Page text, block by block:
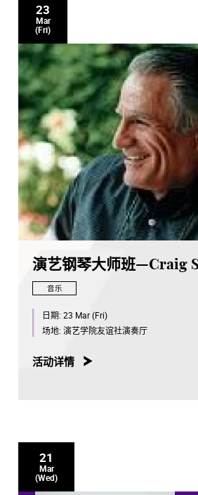
23
Mar
(Fri)
演艺钢琴大师班—Craig
音乐
日期: 23 Mar (Fri)
场地: 演艺学院友谊社演奏厅
活动详情
21
Mar
(Wed)